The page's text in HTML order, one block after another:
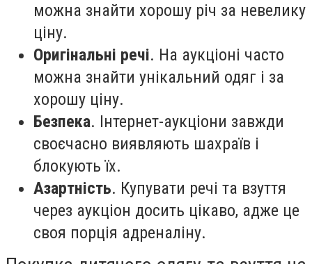
можна знайти хорошу річ за невелику
ціну.
Оригінальні речі. На аукціоні часто
можна знайти унікальний одяг і за
хорошу ціну.
Безпека. Інтернет-аукціони завжди
своєчасно виявляють шахраїв і
блокують їх.
Азартність. Купувати речі та взуття
через аукціон досить цікаво, адже це
своя порція адреналіну.